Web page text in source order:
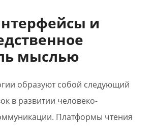
и
мыслью
образуют собой следующий
в развитии человеко-
Платформы чтения